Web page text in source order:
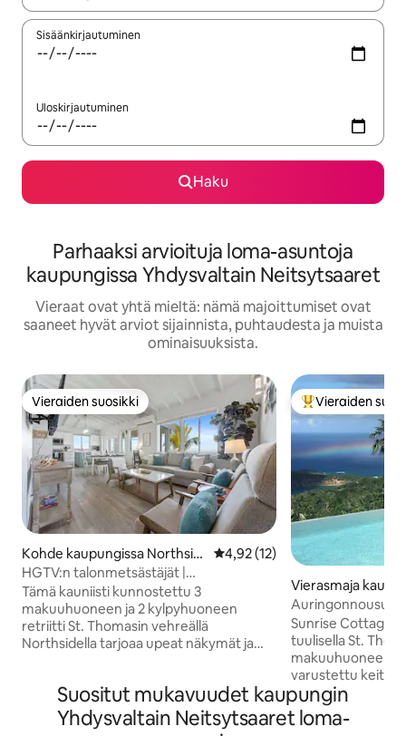
Sisäänkirjautuminen
Uloskirjautuminen
Haku
Parhaaksi arvioituja loma-asuntoja
kaupungissa Yhdysvaltain Neitsytsaaret
Vieraat ovat yhtä mieltä: nämä majoittumiset ovat
saaneet hyvät arviot sijainnista, puhtaudesta ja muista
ominaisuuksista.
Vieraiden suosikki
Vieraiden suosikki
Kohde kaupungissa Northsid
e
Keskimääräinen arvio 4,92/5,
4,92 (12)
HGTV:n talonmetsästäjät |
3 makuuhuoneen paratiisiretriitti +
aurinkoenergiaa
Tämä kauniisti kunnostettu 3
makuuhuoneen ja 2 kylpyhuoneen
retriitti St. Thomasin vehreällä
Northsidella tarjoaa upeat näkymät ja
vuodesohva, ja siihen mahtuu mukavasti
8 vierasta. Hotelli sijaitsee muutaman
minuutin ajomatkan päässä Hull Baysta ja
Vieraiden
Vieraiden
Vierasmaja
homas
romanttinen,
Sunrise Cottage
tuulisella St.
makuuhuoneen
varustettu keittiö
nauttia
viettää aikaa
samalla kun
Suositut mukavuudet kaupungin
Yhdysvaltain Neitsytsaaret loma-